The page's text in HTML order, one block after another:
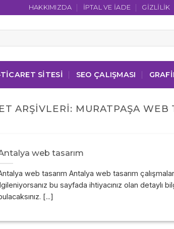
HAKKIMIZDA İPTAL VE İADE GIZLILIK
SITESI SEO ÇALIŞMASI
ARŞIVLERI: MURATPAŞA WEB
web tasarım
web tasarım Antalya web tasarım
bu sayfada ihtiyacınız olan detaylı
[...]